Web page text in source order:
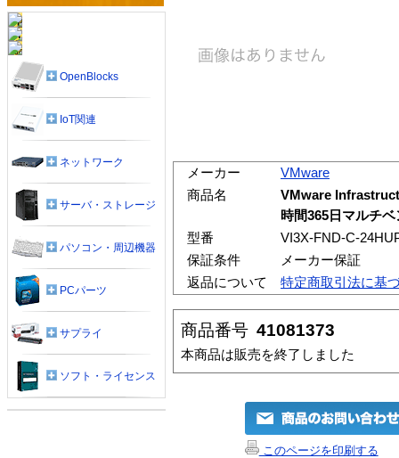
メーカー
VMware
商品名
VMware
時間365日マルチ
型番
VI3X-FND-C-
保証条件
メーカー保証
返品について
特定商取引法に基
商品番号 41081373
本商品は販売を終了しました
このページを印刷する
OpenBlocks
IoT関連
ネットワーク
サーバ・ストレージ
パソコン・周辺機器
PCパーツ
サプライ
ソフト・ライセンス